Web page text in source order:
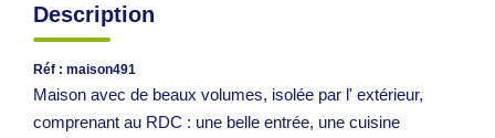
Description
Réf : maison491
Maison avec de beaux volumes, isolée par l' extérieur,
comprenant au RDC : une belle entrée, une cuisine